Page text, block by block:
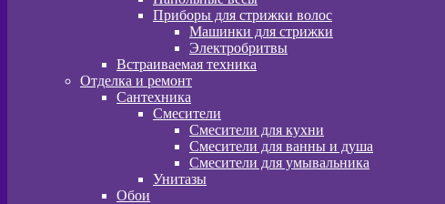
Приборы для стрижки волос
Машинки для стрижки
Электробритвы
Встраиваемая техника
Отделка и ремонт
Сантехника
Смесители
Смесители для кухни
Смесители для ванны и душа
Смесители для умывальника
Унитазы
Обои